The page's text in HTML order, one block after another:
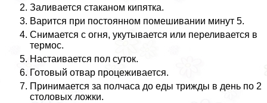
Заливается стаканом кипятка.
Варится при постоянном помешивании минут 5.
Снимается с огня, укутывается или переливается в
термос.
Настаивается пол суток.
Готовый отвар процеживается.
Принимается за полчаса до еды трижды в день по 2
столовых ложки.